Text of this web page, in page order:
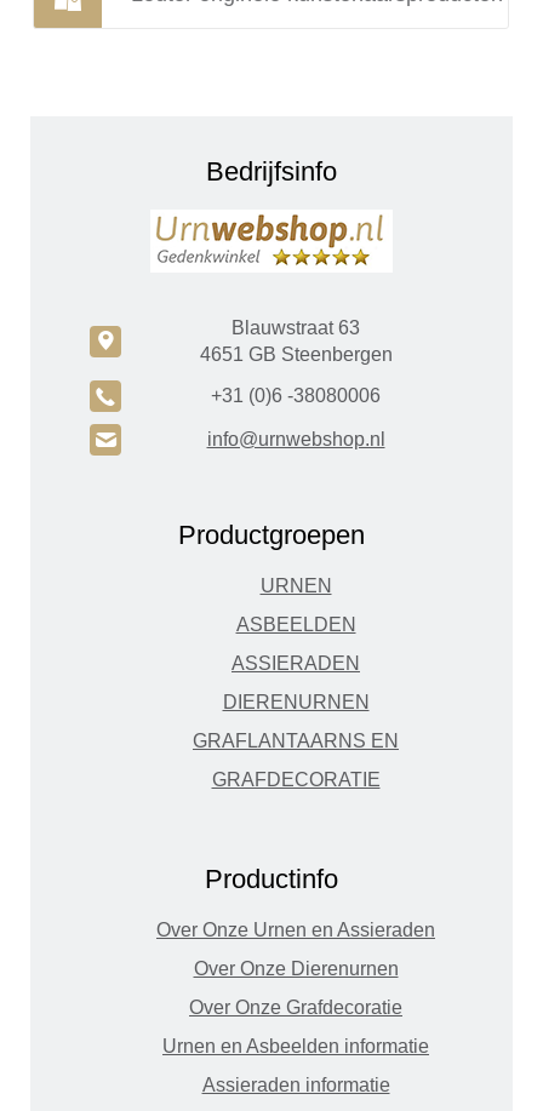
Bedrijfsinfo
c
Blauwstraat 63
4651 GB Steenbergen
A +31 (0)6 -38080006
H info@urnwebshop.nl
Productgroepen
URNEN
ASBEELDEN
ASSIERADEN
DIERENURNEN
GRAFLANTAARNS EN
GRAFDECORATIE
Productinfo
Over Onze Urnen en Assieraden
Over Onze Dierenurnen
Over Onze Grafdecoratie
Urnen en Asbeelden informatie
Assieraden informatie